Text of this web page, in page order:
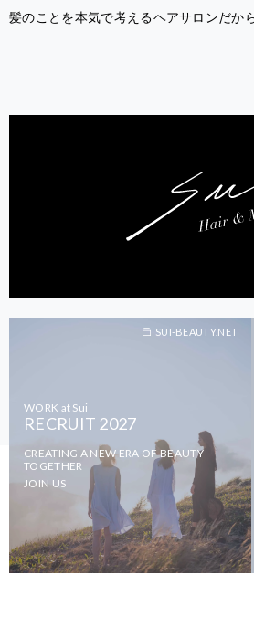
髪のことを本気で考えるヘアサロンだか
WORK at Sui
RECRUIT 2027
CREATING A NEW ERA OF BEAUTY
TOGETHER
JOIN US
SUI-BEAUTY.NET